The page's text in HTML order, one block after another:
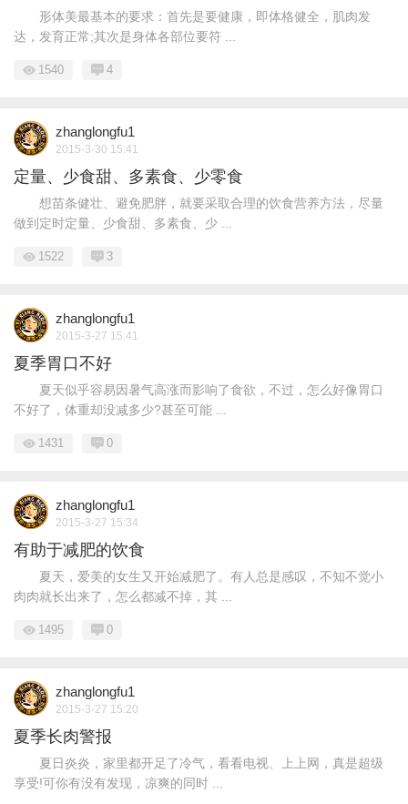
形体美最基本的要求：首先是要健康，即体格健全，肌肉发
达，发育正常;其次是身体各部位要符 ...
1540 4
zhanglongfu1
2015-3-30 15:41
定量、少食甜、多素食、少零食
想苗条健壮、避免肥胖，就要采取合理的饮食营养方法，尽量
做到定时定量、少食甜、多素食、少 ...
1522 3
zhanglongfu1
2015-3-27 15:41
夏季胃口不好
夏天似乎容易因暑气高涨而影响了食欲，不过，怎么好像胃口
不好了，体重却没减多少?甚至可能 ...
1431 0
zhanglongfu1
2015-3-27 15:34
有助于减肥的饮食
夏天，爱美的女生又开始减肥了。有人总是感叹，不知不觉小
肉肉就长出来了，怎么都减不掉，其 ...
1495 0
zhanglongfu1
2015-3-27 15:20
夏季长肉警报
夏日炎炎，家里都开足了冷气，看看电视、上上网，真是超级
享受!可你有没有发现，凉爽的同时 ...